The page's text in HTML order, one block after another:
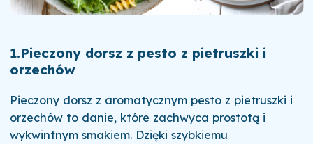
1.Pieczony dorsz z pesto z pietruszki i
orzechów
Pieczony dorsz z aromatycznym pesto z pietruszki i
orzechów to danie, które zachwyca prostotą i
wykwintnym smakiem. Dzięki szybkiemu